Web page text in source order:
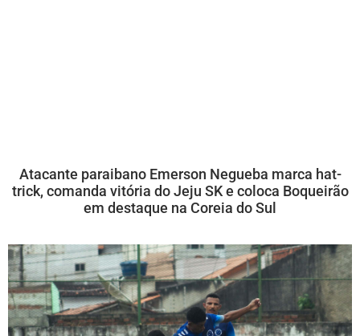
Atacante paraibano Emerson Negueba marca hat-
trick, comanda vitória do Jeju SK e coloca Boqueirão
em destaque na Coreia do Sul